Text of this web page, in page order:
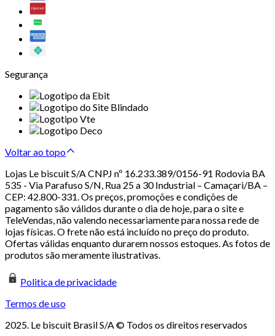
Segurança
Voltar ao topo
Lojas Le biscuit S/A CNPJ nº 16.233.389/0156-91 Rodovia BA
535 - Via Parafuso S/N, Rua 25 a 30 Industrial – Camaçari/BA –
CEP: 42.800-331. Os preços, promoções e condições de
pagamento são válidos durante o dia de hoje, para o site e
TeleVendas, não valendo necessariamente para nossa rede de
lojas físicas. O frete não está incluído no preço do produto.
Ofertas válidas enquanto durarem nossos estoques. As fotos de
produtos são meramente ilustrativas.
Politica de privacidade
Termos de uso
2025. Le biscuit Brasil S/A © Todos os direitos reservados